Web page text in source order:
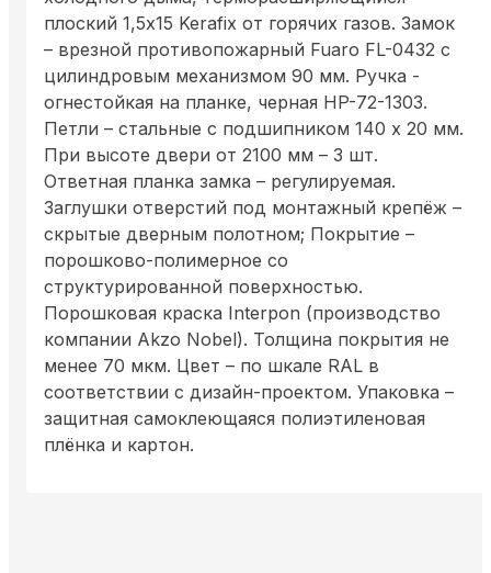
плоский 1,5х15 Kerafix от горячих газов. Замок
– врезной противопожарный Fuaro FL-0432 с
цилиндровым механизмом 90 мм. Ручка -
огнестойкая на планке, черная HP-72-1303.
Петли – стальные с подшипником 140 х 20 мм.
При высоте двери от 2100 мм – 3 шт.
Ответная планка замка – регулируемая.
Заглушки отверстий под монтажный крепёж –
скрытые дверным полотном; Покрытие –
порошково-полимерное со
структурированной поверхностью.
Порошковая краска Interpon (производство
компании Akzo Nobel). Толщина покрытия не
менее 70 мкм. Цвет – по шкале RAL в
соответствии с дизайн-проектом. Упаковка –
защитная самоклеющаяся полиэтиленовая
плёнка и картон.